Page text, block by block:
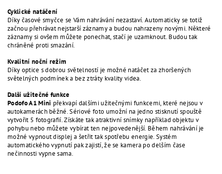
Cyklické natáčení
Díky časové smyčce se Vám nahrávání nezastaví. Automaticky se totiž
začnou přehrávat nejstarší záznamy a budou nahrazeny novými. Některé
záznamy si ovšem můžete ponechat, stačí je uzamknout. Budou tak
chráněné proti smazání.
Kvalitní noční režim
Díky optice s dobrou světelností je možné natáčet za zhoršených
světelných podmínek a bez ztráty kvality videa.
Další užitečné funkce
Podofo A1 Mini překvapí dalšími užitečnými funkcemi, které nejsou v
autokamerách běžné. Sériové foto umožní na jedno stisknutí spouště
vytvořit 5 fotografií. Získáte tak atraktivní snímky například objektu v
pohybu nebo můžete vybírat ten nejpovedenější. Během nahrávání je
možné vypnout displej a šetřit tak spotřebu energie. Systém
automatického vypnutí pak zajistí, že se kamera po delším čase
nečinnosti vypne sama.